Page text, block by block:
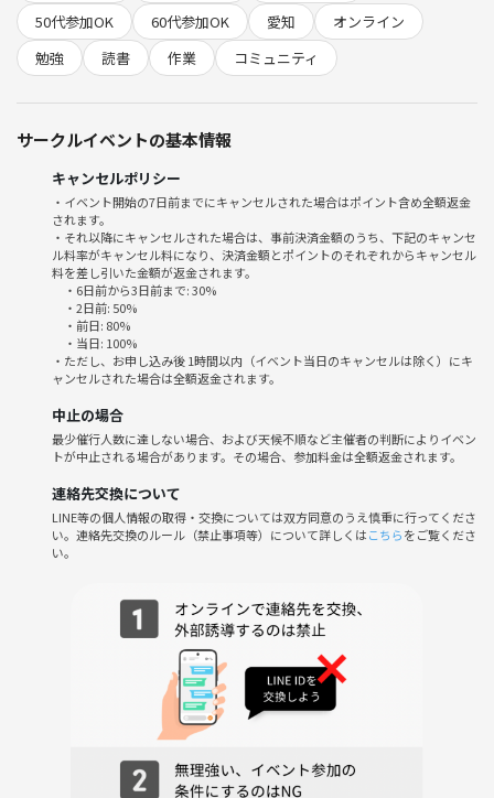
ように設定される方もいらっしゃいます✨
【サークルについて】
資格勉強でも読書でも事務作業でも…ジャンル問わず自分のやりたいこ
家で頑張ろうと意気込んでみるものの……
気づけばスマホやテレビみたり、集中が続かなかったり、部屋の掃除し
て1日が過ぎたり……
色々ありますよね😭
折角の志を挫折してしまわないように、取り組むための環境が大事だと
考えてます‼️
人が頑張ってる姿を見ること、頑張るための場所があることetc.....
仲間や場所といった環境を満遍なく活用していきましょう✌️
《つなげーと上でのLINE IDの交換・聞き出す行為は禁止されています》
50代参加OK
60代参加OK 愛知
オンライン
勉強
読書 作業 コミュニティ
サークルイベントの基本情報
キャンセルポリシー
・イベント開始の7日前までにキャンセルされた場合はポイント含め全額返金
されます。
・それ以降にキャンセルされた場合は、事前決済金額のうち、下記のキャンセ
ル料率がキャンセル料になり、決済金額とポイントのそれぞれからキャンセル
料を差し引いた金額が返金されます。
・6日前から3日前まで: 30%
・2日前: 50%
・前日: 80%
・当日: 100%
・ただし、お申し込み後 1時間以内（イベント当日のキャンセルは除く）にキ
ャンセルされた場合は全額返金されます。
中止の場合
最少催行人数に達しない場合、および天候不順など主催者の判断によりイベン
トが中止される場合があります。その場合、参加料金は全額返金されます。
連絡先交換について
LINE等の個人情報の取得・交換については双方同意のうえ慎重に行ってくださ
い。連絡先交換のルール（禁止事項等）について詳しくはこちらをご覧くださ
い。